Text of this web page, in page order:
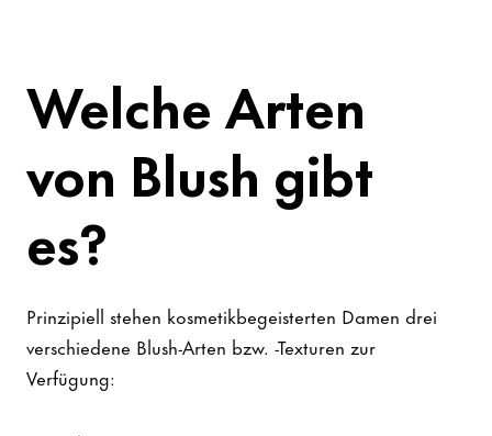
Welche Arten
von Blush gibt
es?
Prinzipiell stehen kosmetikbegeisterten Damen drei
verschiedene Blush-Arten bzw. -Texturen zur
Verfügung: